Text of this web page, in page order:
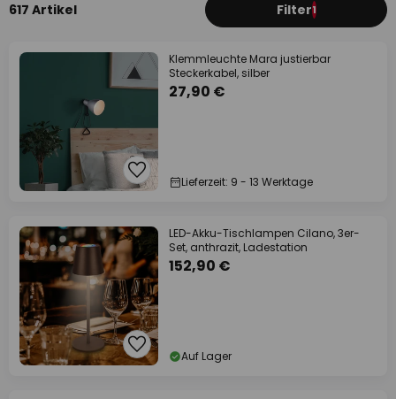
617 Artikel Filter1
Klemmleuchte Mara justierbar
Steckerkabel, silber
27,90 €
Lieferzeit: 9 - 13 Werktage
LED-Akku-Tischlampen Cilano, 3er-
Set, anthrazit, Ladestation
152,90 €
Auf Lager